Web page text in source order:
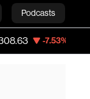
Podcasts
USD COP 3,152.58